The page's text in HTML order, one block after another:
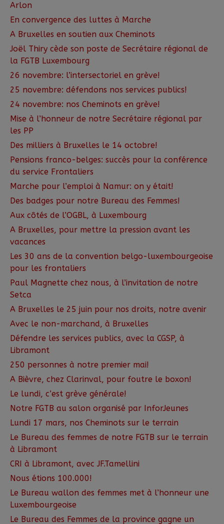
Arlon
En convergence des luttes à Marche
A Bruxelles en soutien aux Cheminots
Joël Thiry cède son poste de Secrétaire régional de
la FGTB Luxembourg
26 novembre: l’intersectoriel en grève!
25 novembre: défendons nos services publics!
24 novembre: nos Cheminots en grève!
Mise à l’honneur de notre Secrétaire régional par
les PP
Des milliers à Bruxelles le 14 octobre!
Pensions franco-belges: succès pour la conférence
du service Frontaliers
Marche pour l’emploi à Namur: on y était!
Des badges pour notre Bureau des Femmes!
Aux côtés de l’OGBL, à Luxembourg
A Bruxelles, pour mettre la pression avant les
vacances
Les 30 ans de la convention belgo-luxembourgeoise
pour les frontaliers
Paul Magnette chez nous, à l’invitation de notre
Setca
A Bruxelles le 25 juin pour nos droits, notre avenir
Avec le non-marchand, à Bruxelles
Défendre les services publics, avec la CGSP, à
Libramont
250 personnes à notre premier mai!
A Bièvre, chez Clarinval, pour foutre le boxon!
Le lundi, c’est grève générale!
Notre FGTB au salon organisé par InforJeunes
Lundi 17 mars, nos Cheminots sur le terrain
Le Bureau des femmes de notre FGTB sur le terrain
à Libramont
CRI à Libramont, avec JF.Tamellini
Nous étions 100.000!
Le Bureau wallon des femmes met à l’honneur une
Luxembourgeoise
Le Bureau des Femmes de la province gagne un